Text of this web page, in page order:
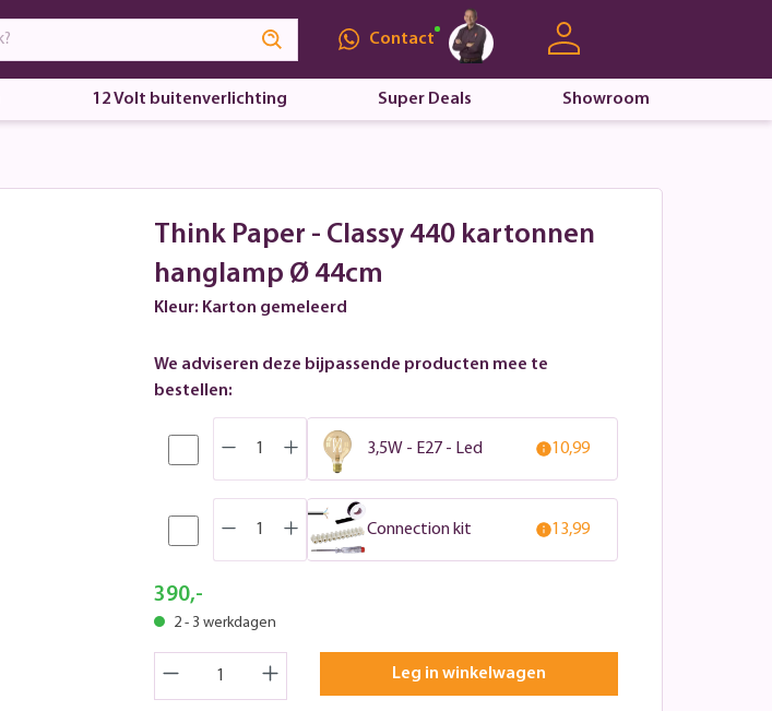
Contact
12 Volt buitenverlichting Super Deals Showroom
Think Paper - Classy 440 kartonnen
hanglamp Ø 44cm
Kleur: Karton gemeleerd
We adviseren deze bijpassende producten mee te
bestellen:
3,5W - E27 - Led 10,99
Connection kit 13,99
390,-
2 - 3 werkdagen
Leg in winkelwagen